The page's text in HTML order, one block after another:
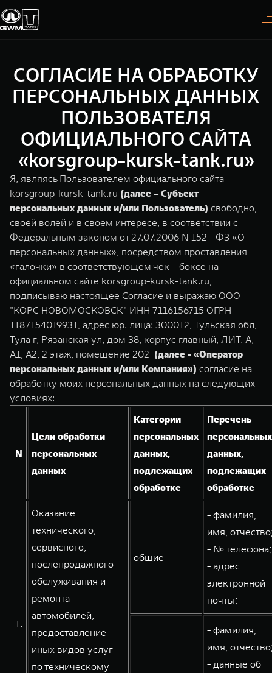
Модели
TANK 300
Следуй за открытиями
от 3 999 000 ₽
TANK 400
За пределы возможного
от 5 599 000 ₽
TANK 500
Веди за собой
от 6 499 000 ₽
TANK 700
от 10 199 000 ₽
WEY 07
Расширяя границы комфорта
от 6 149 000 ₽
WEY 05
Эстетика нового времени
от 5 699 000 ₽
WEY 80
Масштаб возможностей
от 6 449 000 ₽
WEY 80 Лаундж
от 8 099 000 ₽
Покупателям
ВЫБОР АВТОМОБИЛЯ
Спецпредложения
Конфигуратор
Тест-драйв
Зарядные станции
ПОКУПКА АВТОМОБИЛЯ
TANK Финансы
Корпоративным клиентам
TANK ФИНАНСЫ
TANK Кредит
TANK Лизинг
TANK Страхование
Владельцам
ГАРАНТИЯ И ПОДДЕРЖКА
Гарантия
Помощь на дороге
СЕРВИС
Калькулятор ТО
Нулевое ТО
Сервис
Специальные предложения
Моторные масла
ЦИФРОВЫЕ СЕРВИСЫ TANK
Цифровые сервисы TANK
Подписки
О дилере
ИНФОРМАЦИЯ
О нас
GWM ТЕХ ДЕНЬ
Новости
СОГЛАСИЕ НА ОБРАБОТКУ
ПЕРСОНАЛЬНЫХ ДАННЫХ
ПОЛЬЗОВАТЕЛЯ
ОФИЦИАЛЬНОГО САЙТА
«korsgroup-kursk-tank.ru»
Я, являясь Пользователем официального сайта
korsgroup-kursk-tank.ru (далее – Субъект
персональных данных и/или Пользователь) свободно,
своей волей и в своем интересе, в соответствии с
Федеральным законом от 27.07.2006 N 152 - ФЗ «О
персональных данных», посредством проставления
«галочки» в соответствующем чек – боксе на
официальном сайте korsgroup-kursk-tank.ru,
подписываю настоящее Согласие и выражаю ООО
"КОРС НОВОМОСКОВСК" ИНН 7116156715 ОГРН
1187154019931, адрес юр. лица: 300012, Тульская обл,
Тула г, Рязанская ул, дом 38, корпус главный, ЛИТ. А,
А1, А2, 2 этаж, помещение 202 (далее - «Оператор
персональных данных и/или Компания») согласие на
обработку моих персональных данных на следующих
условиях:
N
Цели обработки
персональных
данных
Категории
персональных
данных,
подлежащих
обработке
Перечень
персональных
данных,
подлежащих
обработке
1.
Оказание
технического,
сервисного,
послепродажного
обслуживания и
ремонта
автомобилей,
предоставление
иных видов услуг
по техническому
общие
- фамилия,
имя,
- № телефона;
- адрес
электронной
почты;
- фамилия,
имя,
- данные об